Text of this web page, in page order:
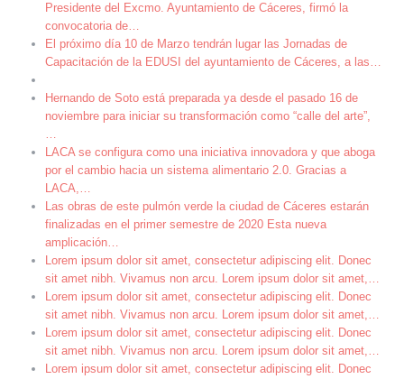
Presidente del Excmo. Ayuntamiento de Cáceres, firmó la
convocatoria de…
El próximo día 10 de Marzo tendrán lugar las Jornadas de
Capacitación de la EDUSI del ayuntamiento de Cáceres, a las…
Hernando de Soto está preparada ya desde el pasado 16 de
noviembre para iniciar su transformación como “calle del arte”,
…
LACA se configura como una iniciativa innovadora y que aboga
por el cambio hacia un sistema alimentario 2.0. Gracias a
LACA,…
Las obras de este pulmón verde la ciudad de Cáceres estarán
finalizadas en el primer semestre de 2020 Esta nueva
amplicación…
Lorem ipsum dolor sit amet, consectetur adipiscing elit. Donec
sit amet nibh. Vivamus non arcu. Lorem ipsum dolor sit amet,…
Lorem ipsum dolor sit amet, consectetur adipiscing elit. Donec
sit amet nibh. Vivamus non arcu. Lorem ipsum dolor sit amet,…
Lorem ipsum dolor sit amet, consectetur adipiscing elit. Donec
sit amet nibh. Vivamus non arcu. Lorem ipsum dolor sit amet,…
Lorem ipsum dolor sit amet, consectetur adipiscing elit. Donec